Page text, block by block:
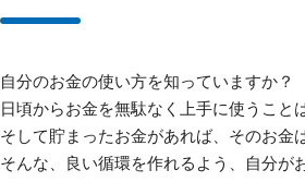
自分のお金の使い方を知っていますか？
日頃からお金を無駄なく上手に使うこ
そして貯まったお金があれば、そのお金
そんな、良い循環を作れるよう、自分が